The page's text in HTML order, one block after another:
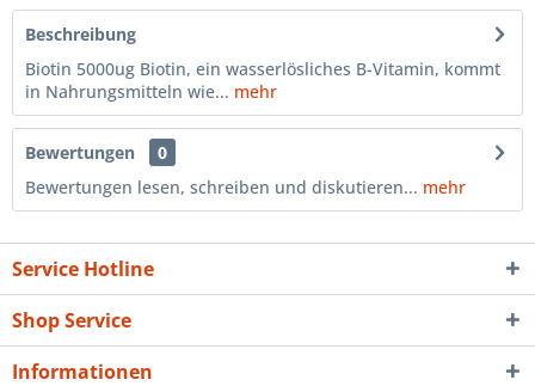
Beschreibung
Biotin 5000ug Biotin, ein wasserlösliches B-Vitamin, kommt
in Nahrungsmitteln wie... mehr
Bewertungen
0
Bewertungen lesen, schreiben und diskutieren... mehr
Service Hotline
Shop Service
Informationen